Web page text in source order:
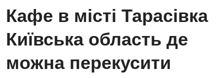
Кафе в місті Тарасівка
Київська область де
можна перекусити